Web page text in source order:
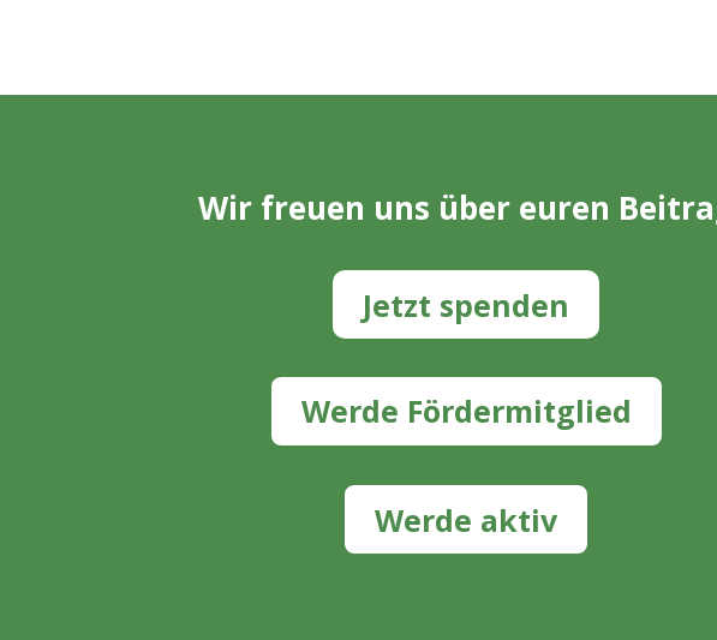
Wir freuen uns über euren
Jetzt spenden
Werde Fördermitglied
Werde aktiv